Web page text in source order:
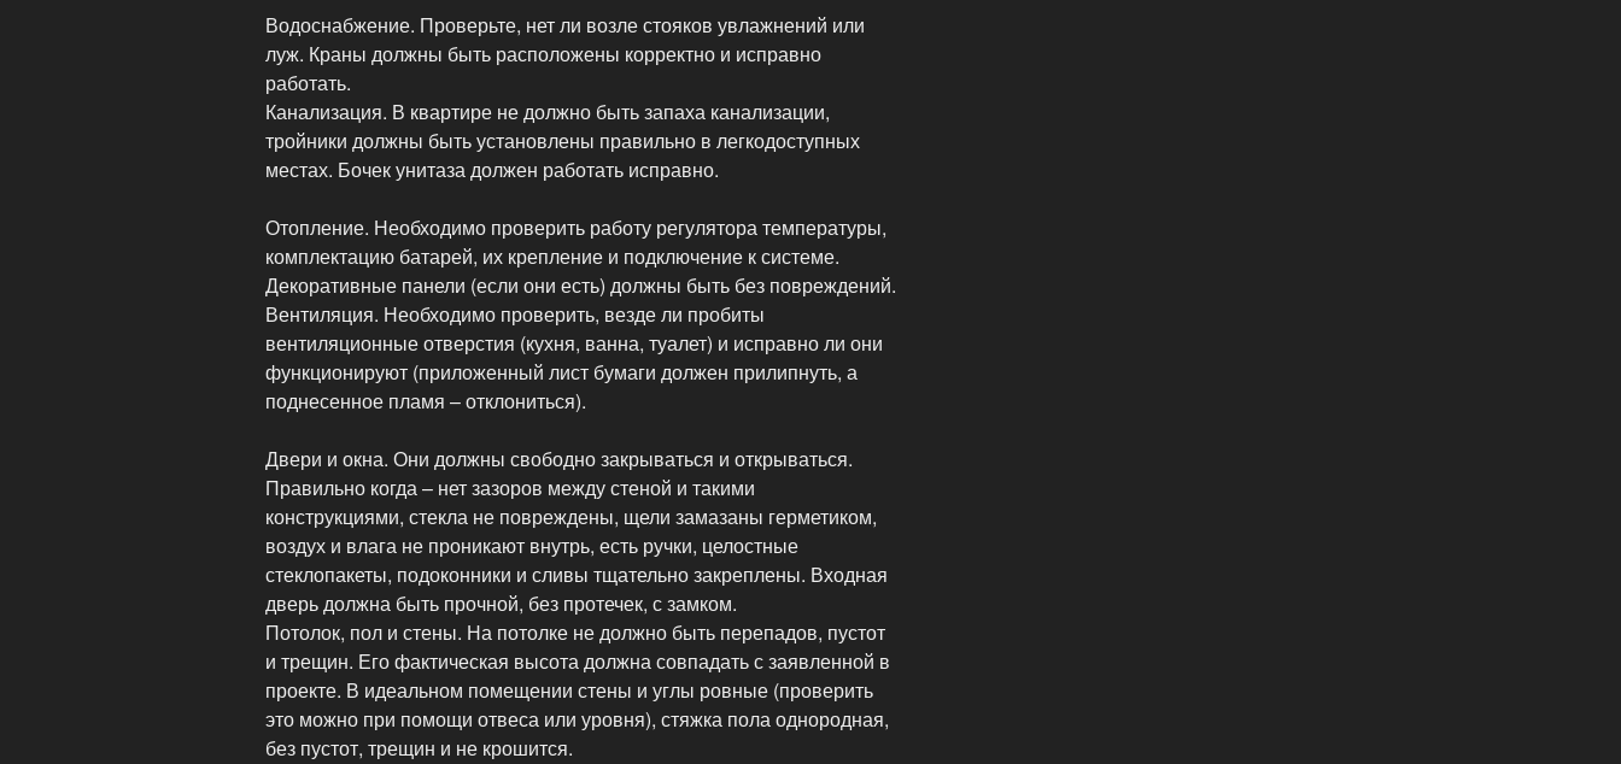
Водоснабжение. Проверьте, нет ли возле стояков увлажнений или
луж. Краны должны быть расположены корректно и исправно
работать.
Канализация. В квартире не должно быть запаха канализации,
тройники должны быть установлены правильно в легкодоступных
местах. Бочек унитаза должен работать исправно.
Отопление. Необходимо проверить работу регулятора температуры,
комплектацию батарей, их крепление и подключение к системе.
Декоративные панели (если они есть) должны быть без повреждений.
Вентиляция. Необходимо проверить, везде ли пробиты
вентиляционные отверстия (кухня, ванна, туалет) и исправно ли они
функционируют (приложенный лист бумаги должен прилипнуть, а
поднесенное пламя – отклониться).
Двери и окна. Они должны свободно закрываться и открываться.
Правильно когда – нет зазоров между стеной и такими
конструкциями, стекла не повреждены, щели замазаны герметиком,
воздух и влага не проникают внутрь, есть ручки, целостные
стеклопакеты, подоконники и сливы тщательно закреплены. Входная
дверь должна быть прочной, без протечек, с замком.
Потолок, пол и стены. На потолке не должно быть перепадов, пустот
и трещин. Его фактическая высота должна совпадать с заявленной в
проекте. В идеальном помещении стены и углы ровные (проверить
это можно при помощи отвеса или уровня), стяжка пола однородная,
без пустот, трещин и не крошится.